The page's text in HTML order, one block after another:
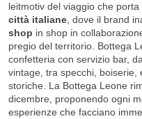
leitmotiv del viaggio che porta
città italiane, dove il brand
shop in shop in
pregio del territorio. Bottega
confetteria con servizio bar,
vintage, tra specchi, boiserie,
storiche. La Bottega Leone
dicembre, proponendo ogni
esperienze che facciano